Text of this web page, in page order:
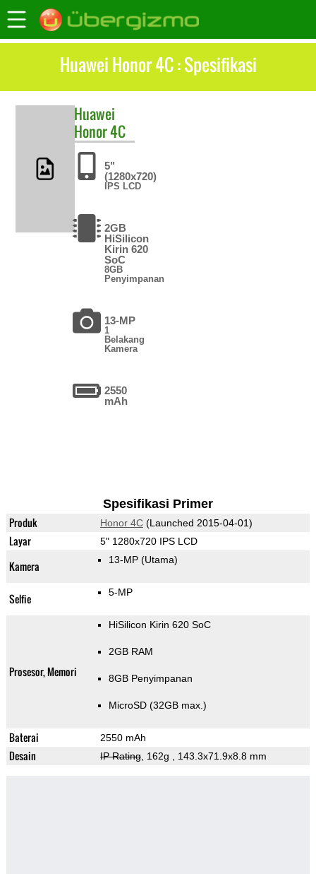
Huawei Honor 4C : Spesifikasi
Huawei
Honor 4C
5"
(1280x720)
IPS LCD
2GB
HiSilicon
Kirin 620
SoC
8GB
Penyimpanan
13-MP
1
Belakang
Kamera
2550
mAh
Spesifikasi Primer
Produk Honor 4C(Launched 2015-04-01)
Layar 5" 1280x720 IPS LCD
Kamera 13-MP (Utama)
Selfie 5-MP
Prosesor, Memori
HiSilicon Kirin 620 SoC
2GB RAM
8GB Penyimpanan
MicroSD (32GB max.)
Baterai 2550 mAh
Desain IP Rating, 162g , 143.3x71.9x8.8 mm